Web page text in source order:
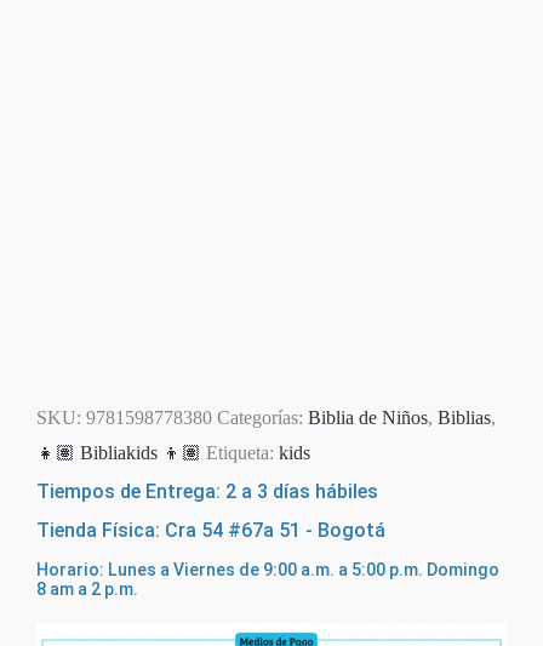
SKU: 9781598778380 Categorías: Biblia de Niños, Biblias,
👧🏽 Bibliakids 👦🏽 Etiqueta: kids
Tiempos de Entrega: 2 a 3 días hábiles
Tienda Física: Cra 54 #67a 51 - Bogotá
Horario: Lunes a Viernes de 9:00 a.m. a 5:00 p.m. Domingo
8 am a 2 p.m.